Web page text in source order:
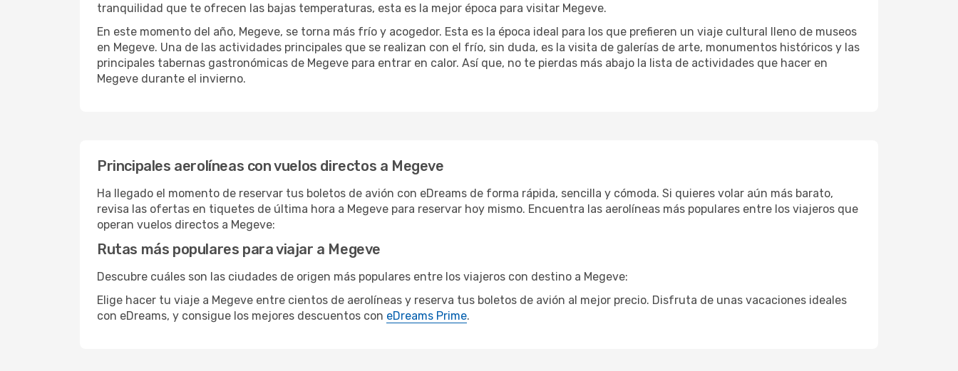
tranquilidad que te ofrecen las bajas temperaturas, esta es la mejor época para visitar Megeve.
En este momento del año, Megeve, se torna más frío y acogedor. Esta es la época ideal para los que prefieren un viaje cultural lleno de museos
en Megeve. Una de las actividades principales que se realizan con el frío, sin duda, es la visita de galerías de arte, monumentos históricos y las
principales tabernas gastronómicas de Megeve para entrar en calor. Así que, no te pierdas más abajo la lista de actividades que hacer en
Megeve durante el invierno.
Principales aerolíneas con vuelos directos a Megeve
Ha llegado el momento de reservar tus boletos de avión con eDreams de forma rápida, sencilla y cómoda. Si quieres volar aún más barato,
revisa las ofertas en tiquetes de última hora a Megeve para reservar hoy mismo. Encuentra las aerolíneas más populares entre los viajeros que
operan vuelos directos a Megeve:
Rutas más populares para viajar a Megeve
Descubre cuáles son las ciudades de origen más populares entre los viajeros con destino a Megeve:
Elige hacer tu viaje a Megeve entre cientos de aerolíneas y reserva tus boletos de avión al mejor precio. Disfruta de unas vacaciones ideales
con eDreams, y consigue los mejores descuentos con eDreams Prime.